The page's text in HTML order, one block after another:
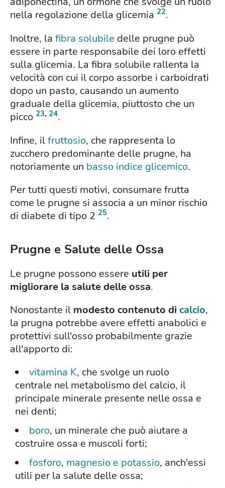
nella regolazione della glicemia 22.
Inoltre, la fibra solubile delle prugne può
essere in parte responsabile dei loro effetti
sulla glicemia. La fibra solubile rallenta la
velocità con cui il corpo assorbe i carboidrati
dopo un pasto, causando un aumento
graduale della glicemia, piuttosto che un
picco 23, 24.
Infine, ilfruttosio, che rappresenta lo
zucchero predominante delle prugne, ha
notoriamente un basso indice glicemico.
Per tutti questi motivi, consumare frutta
come le prugne si associa a un minor rischio
di diabete di tipo 2 25.
Prugne e Salute delle Ossa
Le prugne possono essere utili per
migliorare la salute delle ossa.
Nonostante il modesto contenuto di calcio,
la prugna potrebbe avere effetti anabolici e
protettivi sull'osso probabilmente grazie
all'apporto di:
vitamina K, che svolge un ruolo
centrale nel metabolismo del calcio, il
principale minerale presente nelle ossa e
nei denti;
boro, un minerale che può aiutare a
costruire ossa e muscoli forti;
fosforo, magnesio e potassio, anch'essi
utili per la salute delle ossa;